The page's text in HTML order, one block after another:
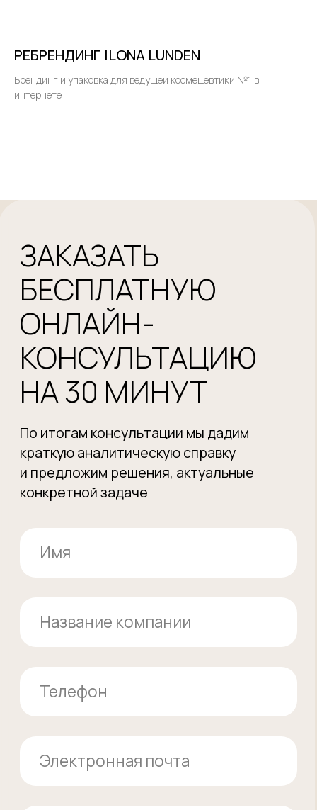
РЕБРЕНДИНГ ILONA LUNDEN
Брендинг и упаковка для ведущей космецевтики №1 в
интернете